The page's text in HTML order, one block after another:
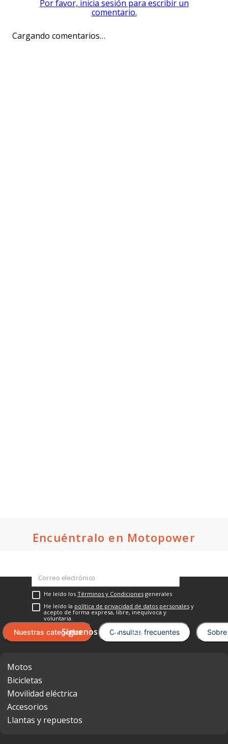
Por favor, inicia sesión para escribir un
comentario.
Cargando comentarios…
Encuéntralo en Motopower
He leído los Términos y Condicionesgenerales
He leído la política de privacidad de datos personalesy
acepto de forma expresa, libre, inequívoca y
voluntaria.
Nuestras categorías Consultas frecuentes
Motos
Bicicletas
Movilidad eléctrica
Accesorios
Llantas y repuestos